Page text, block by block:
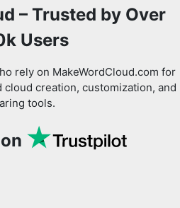
– Trusted by Over
Users
rely on MakeWordCloud.com for
creation, customization, and
tools.